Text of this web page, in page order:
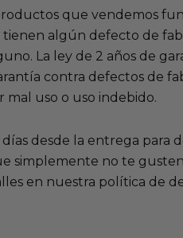
que vendemos
algún defecto de
La ley de 2 años de
contra defectos de
mal uso o uso indebido.
días desde la entrega para
simplemente no te
en nuestra política de